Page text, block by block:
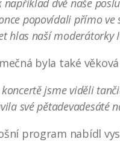
například dvě naše
popovídali přímo ve
hlas naší moderátorky
byla také
koncertě jsme viděli
své pětadevadesáté
program nabídl